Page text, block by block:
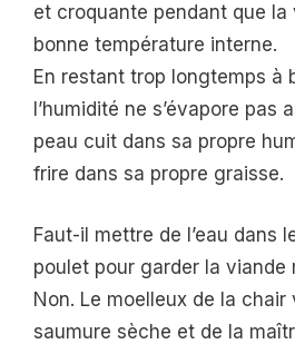
et croquante pendant que
bonne température interne.
En restant trop longtemps à
l’humidité ne s’évapore pas
peau cuit dans sa propre
frire dans sa propre graisse.
Faut-il mettre de l’eau dans
poulet pour garder la viande
Non. Le moelleux de la chair
saumure sèche et de la